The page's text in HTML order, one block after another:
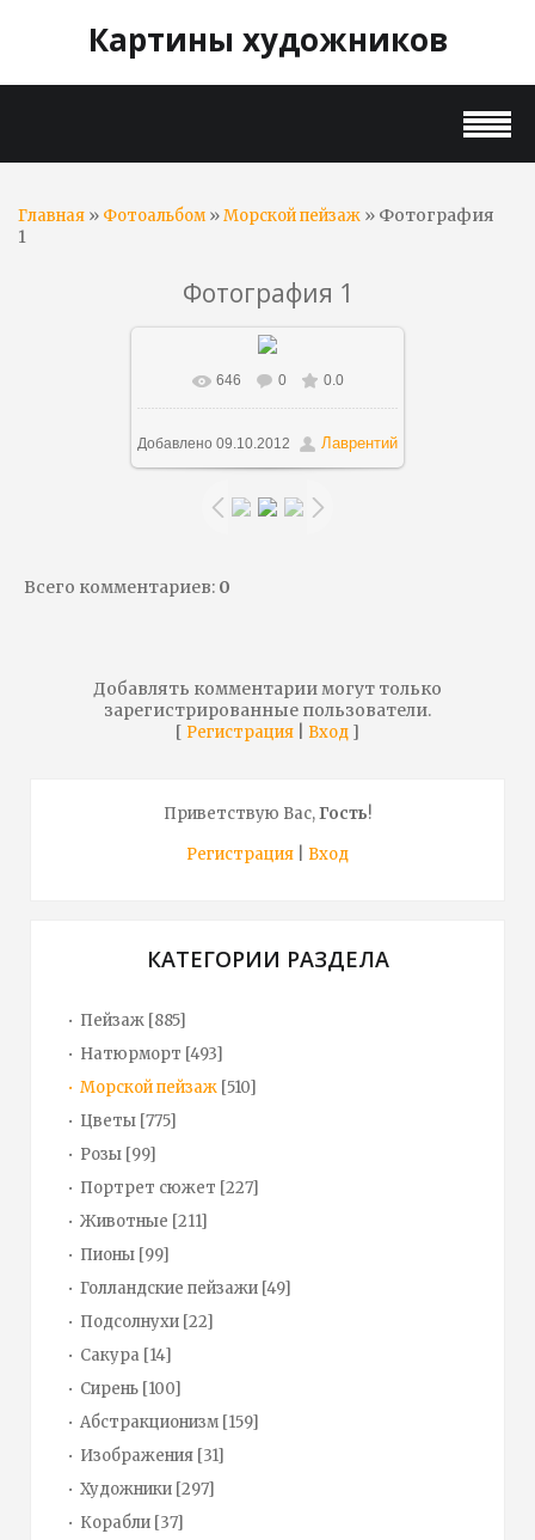
Картины художников
Главная » Фотоальбом»Морской пейзаж » Фотография
1
Фотография 1
В реальном размере 800x628
42.6Kb
646 0 0.0
Добавлено 09.10.2012 Лаврентий
Всего комментариев: 0
Добавлять комментарии могут только
зарегистрированные пользователи.
[ Регистрация Вход ]
Приветствую Вас,Гость!
Регистрация
Вход
КАТЕГОРИИ РАЗДЕЛА
Пейзаж [885]
Натюрморт [493]
Морской пейзаж [510]
Цветы [775]
Розы [99]
Портрет сюжет [227]
Животные [211]
Пионы [99]
Голландские пейзажи [49]
Подсолнухи [22]
Сакура [14]
Сирень [100]
Абстракционизм [159]
Изображения [31]
Художники [297]
Корабли [37]